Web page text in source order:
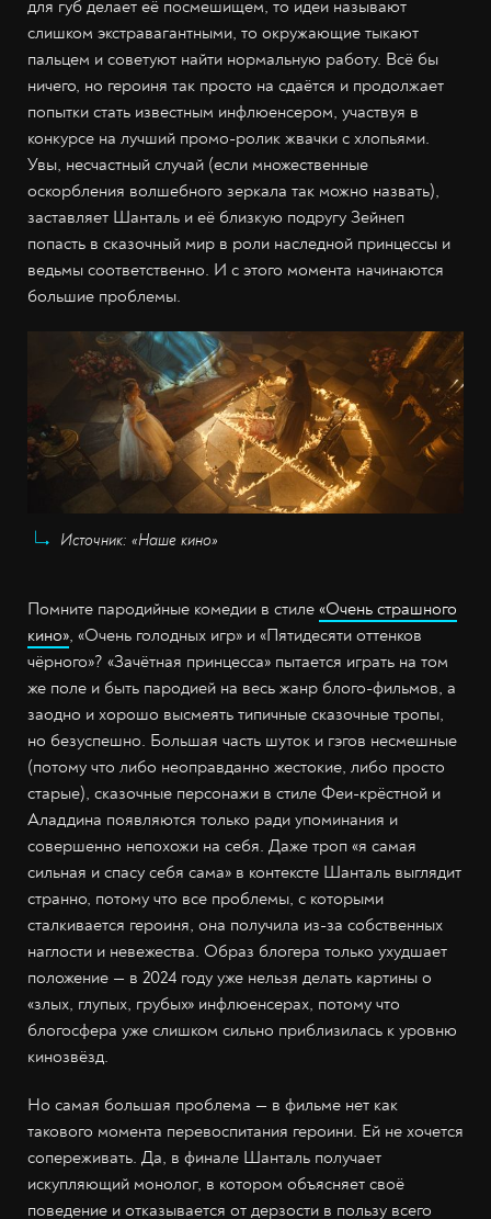
для губ делает её посмешищем, то идеи называют
слишком экстравагантными, то окружающие тыкают
пальцем и советуют найти нормальную работу. Всё бы
ничего, но героиня так просто на сдаётся и продолжает
попытки стать известным инфлюенсером, участвуя в
конкурсе на лучший промо-ролик жвачки с хлопьями.
Увы, несчастный случай (если множественные
оскорбления волшебного зеркала так можно назвать),
заставляет Шанталь и её близкую подругу Зейнеп
попасть в сказочный мир в роли наследной принцессы и
ведьмы соответственно. И с этого момента начинаются
большие проблемы.
Источник: «Наше кино»
Помните пародийные комедии в стиле «Очень страшного
кино», «Очень голодных игр» и «Пятидесяти оттенков
чёрного»? «Зачётная принцесса» пытается играть на том
же поле и быть пародией на весь жанр блого-фильмов, а
заодно и хорошо высмеять типичные сказочные тропы,
но безуспешно. Большая часть шуток и гэгов несмешные
(потому что либо неоправданно жестокие, либо просто
старые), сказочные персонажи в стиле Феи-крёстной и
Аладдина появляются только ради упоминания и
совершенно непохожи на себя. Даже троп «я самая
сильная и спасу себя сама» в контексте Шанталь выглядит
странно, потому что все проблемы, с которыми
сталкивается героиня, она получила из-за собственных
наглости и невежества. Образ блогера только ухудшает
положение — в 2024 году уже нельзя делать картины о
«злых, глупых, грубых» инфлюенсерах, потому что
блогосфера уже слишком сильно приблизилась к уровню
кинозвёзд.
Но самая большая проблема — в фильме нет как
такового момента перевоспитания героини. Ей не хочется
сопереживать. Да, в финале Шанталь получает
искупляющий монолог, в котором объясняет своё
поведение и отказывается от дерзости в пользу всего